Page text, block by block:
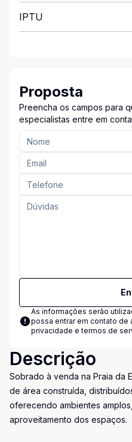
IPTU
Proposta
Preencha os campos para
especialistas entre em
As informações serão
possa entrar em contato de
privacidade e termos de
Descrição
Sobrado à venda na Praia da
de área construída,
oferecendo ambientes
aproveitamento dos espaços.